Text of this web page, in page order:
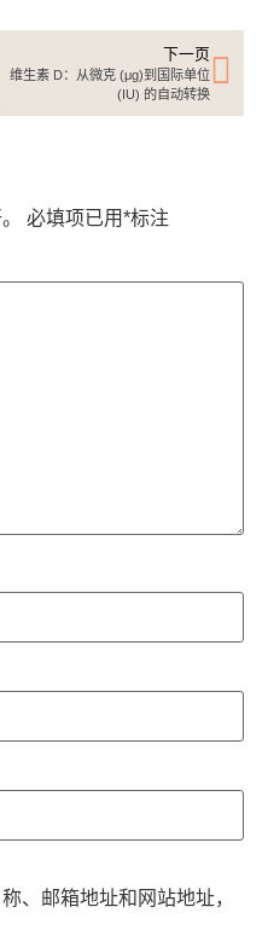
下一页
维生素 D：从微克 (μg)到国际单位
(IU) 的自动转换
必填项已用*标注
、邮箱地址和网站地址，